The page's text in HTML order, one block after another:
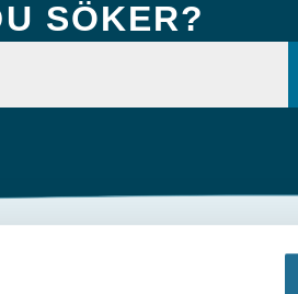
SÖKER?